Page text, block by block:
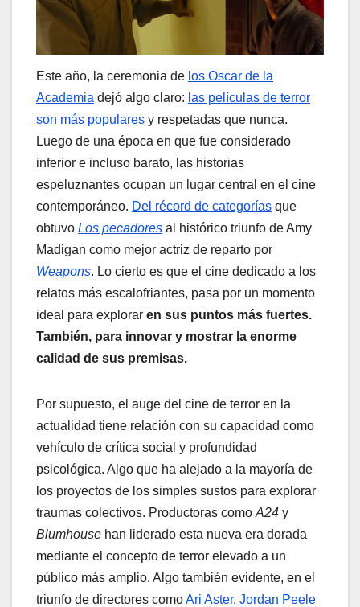
Este año, la ceremonia de los Oscar de la
Academia dejó algo claro: las películas de terror
son más populares y respetadas que nunca.
Luego de una época en que fue considerado
inferior e incluso barato, las historias
espeluznantes ocupan un lugar central en el cine
contemporáneo. Del récord de categorías que
obtuvo Los pecadores al histórico triunfo de Amy
Madigan como mejor actriz de reparto por
Weapons. Lo cierto es que el cine dedicado a los
relatos más escalofriantes, pasa por un momento
ideal para explorar en sus puntos más fuertes.
También, para innovar y mostrar la enorme
calidad de sus premisas.
Por supuesto, el auge del cine de terror en la
actualidad tiene relación con su capacidad como
vehículo de crítica social y profundidad
psicológica. Algo que ha alejado a la mayoría de
los proyectos de los simples sustos para explorar
traumas colectivos. Productoras como A24 y
Blumhouse han liderado esta nueva era dorada
mediante el concepto de terror elevado a un
público más amplio. Algo también evidente, en el
triunfo de directores comoAri Aster, Jordan Peele